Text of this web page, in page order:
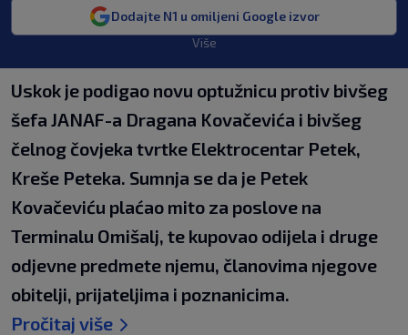
Dodajte N1 u omiljeni Google izvor
Više
Uskok je podigao novu optužnicu protiv bivšeg
šefa JANAF-a Dragana Kovačevića i bivšeg
čelnog čovjeka tvrtke Elektrocentar Petek,
Kreše Peteka. Sumnja se da je Petek
Kovačeviću plaćao mito za poslove na
Terminalu Omišalj, te kupovao odijela i druge
odjevne predmete njemu, članovima njegove
obitelji, prijateljima i poznanicima.
Pročitaj više